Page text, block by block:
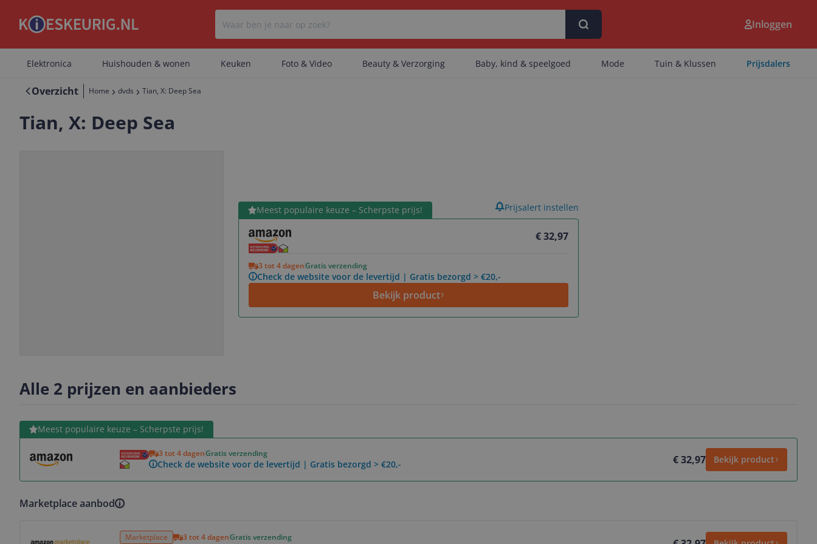
Er zijn geen artikelen gevonden.
Inloggen
Elektronica Huishouden & wonen Keuken Foto & Video Beauty & Verzorging Baby, kind & speelgoed Mode Tuin & Klussen Prijsdalers
Overzicht Home dvds Tian, X: Deep Sea
Tian, X: Deep Sea
Meest populaire keuze – Scherpste prijs!
€ 32,97
3 tot 4 dagenGratis verzending
Check de website voor de levertijd | Gratis bezorgd > €20,-
Bekijk product
Bekijk product Prijsalert instellen
Alle 2 prijzen en aanbieders
Meest populaire keuze – Scherpste prijs!
3 tot 4 dagenGratis verzending
Check de website voor de levertijd | Gratis bezorgd > €20,- € 32,97 Bekijk product
Bekijk product
Marketplace aanbod
Marketplace 3 tot 4 dagenGratis verzending